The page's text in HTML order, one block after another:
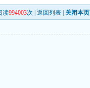
读994003次 |返回列表 关闭本页